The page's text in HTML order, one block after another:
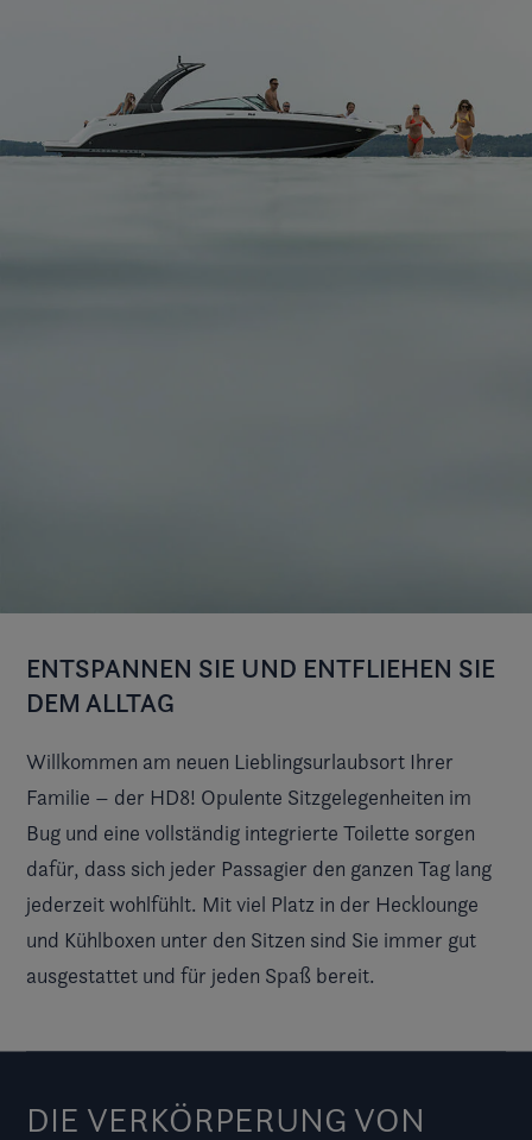
ENTSPANNEN SIE UND ENTFLIEHEN SIE
DEM ALLTAG
Willkommen am neuen Lieblingsurlaubsort Ihrer
Familie – der HD8! Opulente Sitzgelegenheiten im
Bug und eine vollständig integrierte Toilette sorgen
dafür, dass sich jeder Passagier den ganzen Tag lang
jederzeit wohlfühlt. Mit viel Platz in der Hecklounge
und Kühlboxen unter den Sitzen sind Sie immer gut
ausgestattet und für jeden Spaß bereit.
DIE VERKÖRPERUNG VON